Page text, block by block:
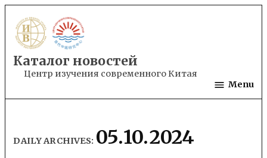
to
content
Каталог новостей
Центр изучения современного Китая
Menu
DAILY ARCHIVES: 05.10.2024